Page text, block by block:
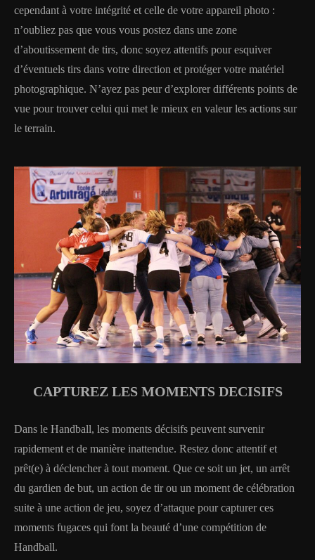
cependant à votre intégrité et celle de votre appareil photo :
n’oubliez pas que vous vous postez dans une zone
d’aboutissement de tirs, donc soyez attentifs pour esquiver
d’éventuels tirs dans votre direction et protéger votre matériel
photographique. N’ayez pas peur d’explorer différents points de
vue pour trouver celui qui met le mieux en valeur les actions sur
le terrain.
CAPTUREZ LES MOMENTS DECISIFS
Dans le Handball, les moments décisifs peuvent survenir
rapidement et de manière inattendue. Restez donc attentif et
prêt(e) à déclencher à tout moment. Que ce soit un jet, un arrêt
du gardien de but, un action de tir ou un moment de célébration
suite à une action de jeu, soyez d’attaque pour capturer ces
moments fugaces qui font la beauté d’une compétition de
Handball.